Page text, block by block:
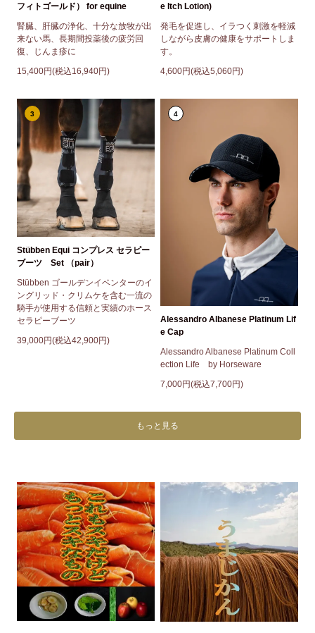
フィトゴールド） for equine
腎臓、肝臓の浄化、十分な放牧が出
来ない馬、長期間投薬後の疲労回
復、じんま疹に
15,400円(税込16,940円)
e Itch Lotion)
発毛を促進し、イラつく刺激を軽減
しながら皮膚の健康をサポートしま
す。
4,600円(税込5,060円)
3
Stübben Equi コンプレス セラピー
ブーツ Set （pair）
Stübben ゴールデンイベンターのイ
ングリッド・クリムケを含む一流の
騎手が使用する信頼と実績のホース
セラピーブーツ
39,000円(税込42,900円)
4
Alessandro Albanese Platinum Lif
e Cap
Alessandro Albanese Platinum Coll
ection Life by Horseware
7,000円(税込7,700円)
もっと見る